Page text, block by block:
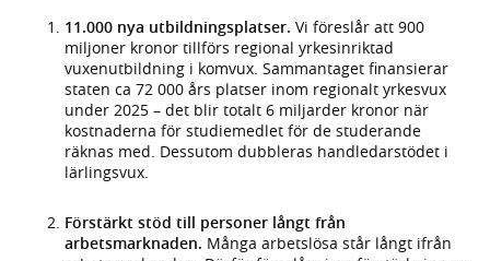
11.000 nya utbildningsplatser. Vi föreslår att 900
miljoner kronor tillförs regional yrkesinriktad
vuxenutbildning i komvux. Sammantaget finansierar
staten ca 72 000 års platser inom regionalt yrkesvux
under 2025 – det blir totalt 6 miljarder kronor när
kostnaderna för studiemedlet för de studerande
räknas med. Dessutom dubbleras handledarstödet i
lärlingsvux.
Förstärkt stöd till personer långt från
arbetsmarknaden. Många arbetslösa står långt ifrån